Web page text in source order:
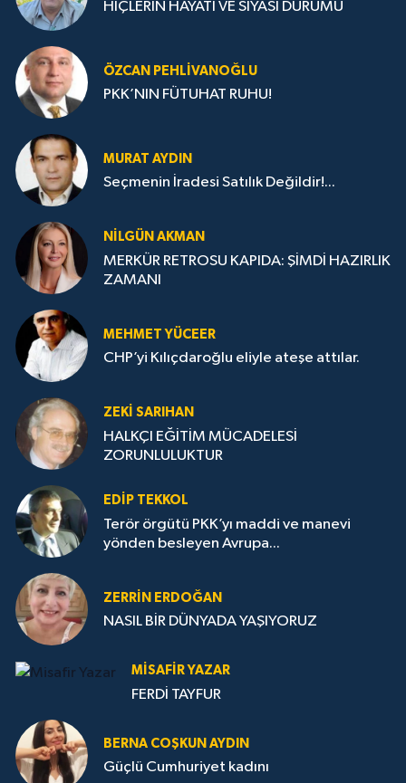
HİÇLERİN HAYATI VE SİYASİ DURUMU
ÖZCAN PEHLIVANOĞLU
PKK’NIN FÜTUHAT RUHU!
MURAT AYDIN
Seçmenin İradesi Satılık Değildir!...
NILGÜN AKMAN
MERKÜR RETROSU KAPIDA: ŞİMDİ HAZIRLIK
ZAMANI
MEHMET YÜCEER
CHP’yi Kılıçdaroğlu eliyle ateşe attılar.
ZEKI SARIHAN
HALKÇI EĞİTİM MÜCADELESİ
ZORUNLULUKTUR
EDIP TEKKOL
Terör örgütü PKK’yı maddi ve manevi
yönden besleyen Avrupa...
ZERRIN ERDOĞAN
NASIL BİR DÜNYADA YAŞIYORUZ
MISAFIR YAZAR
FERDİ TAYFUR
BERNA COŞKUN AYDIN
Güçlü Cumhuriyet kadını